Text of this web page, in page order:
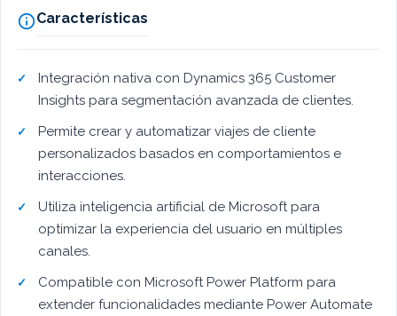
Características
Integración nativa con Dynamics 365 Customer
Insights para segmentación avanzada de clientes.
Permite crear y automatizar viajes de cliente
personalizados basados en comportamientos e
interacciones.
Utiliza inteligencia artificial de Microsoft para
optimizar la experiencia del usuario en múltiples
canales.
Compatible con Microsoft Power Platform para
extender funcionalidades mediante Power Automate